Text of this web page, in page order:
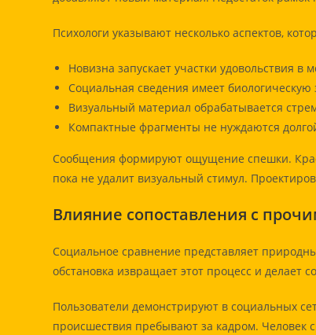
Психологи указывают несколько аспектов,
Новизна запускает участки удовольствия в
Социальная сведения имеет биологическую
Визуальный материал обрабатывается
Компактные фрагменты не нуждаются
Сообщения формируют ощущение спешки.
пока не удалит визуальный стимул.
Влияние сопоставления с
Социальное сравнение представляет
обстановка извращает этот процесс и делает
Пользователи демонстрируют в социальных
происшествия пребывают за кадром. Человек